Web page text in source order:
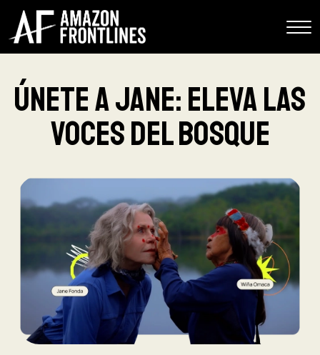
Únete a Jane: Eleva las
voces del bosque